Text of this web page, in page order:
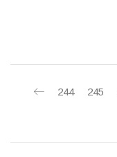
244 245